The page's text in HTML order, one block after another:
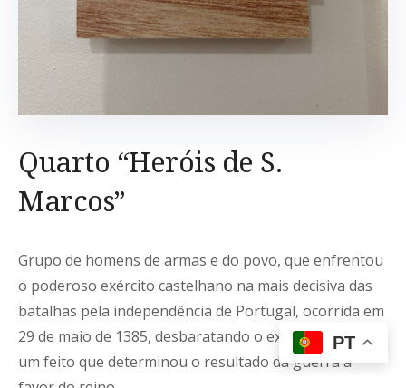
Quarto “Heróis de S.
Marcos”
Grupo de homens de armas e do povo, que enfrentou
o poderoso exército castelhano na mais decisiva das
batalhas pela independência de Portugal, ocorrida em
29 de maio de 1385, desbaratando o exército inimigo,
um feito que determinou o resultado da guerra a
PT